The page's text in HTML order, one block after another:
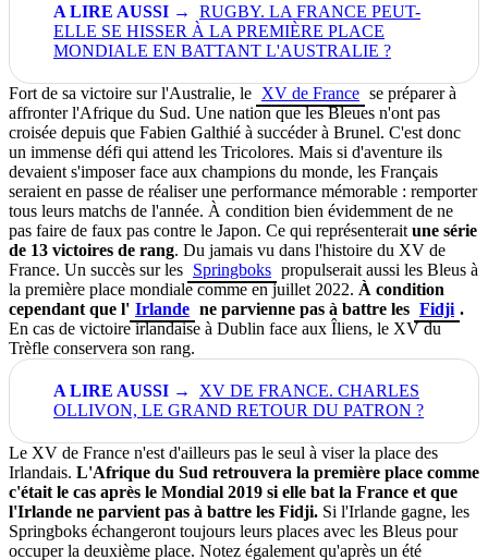
RUGBY. LA FRANCE PEUT-
ELLE SE HISSER À LA PREMIÈRE PLACE
MONDIALE EN BATTANT L'AUSTRALIE ?
Fort de sa victoire sur l'Australie, le XV de France se préparer à
affronter l'Afrique du Sud. Une nation que les Bleues n'ont pas
croisée depuis que Fabien Galthié à succéder à Brunel. C'est donc
un immense défi qui attend les Tricolores. Mais si d'aventure ils
devaient s'imposer face aux champions du monde, les Français
seraient en passe de réaliser une performance mémorable : remporter
tous leurs matchs de l'année. À condition bien évidemment de ne
pas faire de faux pas contre le Japon. Ce qui représenterait une série
de 13 victoires de rang. Du jamais vu dans l'histoire du XV de
France. Un succès sur les Springboks propulserait aussi les Bleus à
la première place mondiale comme en juillet 2022. À condition
cependant que l' Irlande ne parvienne pas à battre les Fidji .
En cas de victoire irlandaise à Dublin face aux Îliens, le XV du
Trèfle conservera son rang.
XV DE FRANCE. CHARLES
OLLIVON, LE GRAND RETOUR DU PATRON ?
Le XV de France n'est d'ailleurs pas le seul à viser la place des
Irlandais. L'Afrique du Sud retrouvera la première place comme
c'était le cas après le Mondial 2019 si elle bat la France et que
l'Irlande ne parvient pas à battre les Fidji. Si l'Irlande gagne, les
Springboks échangeront toujours leurs places avec les Bleus pour
occuper la deuxième place. Notez également qu'après un été